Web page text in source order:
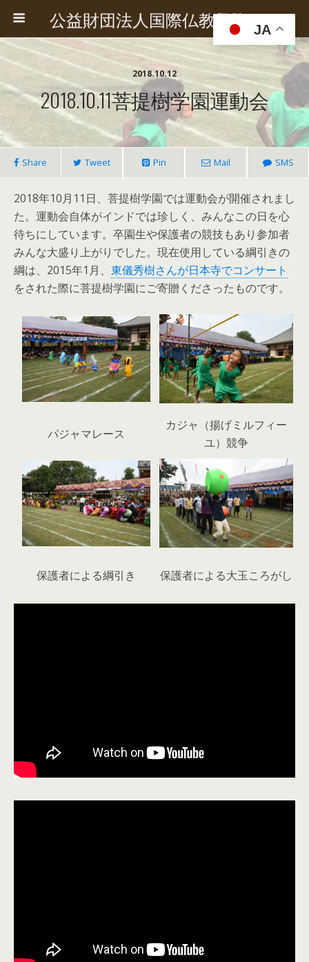
公益財団法人国際仏教興隆協会
2018.10.12
2018.10.11菩提樹学園運動会
Share Tweet Pin Mail SMS
2018年10月11日、菩提樹学園では運動会が開催されまし
た。運動会自体がインドでは珍しく、みんなこの日を心
待ちにしています。卒園生や保護者の競技もあり参加者
みんな大盛り上がりでした。現在使用している綱引きの
綱は、2015年1月、 東儀秀樹さんが日本寺でコンサート
をされた際に菩提樹学園にご寄贈くださったものです。
パジャマレース
カジャ（揚げミルフィー
ユ）競争
保護者による綱引き 保護者による大玉ころがし
JA